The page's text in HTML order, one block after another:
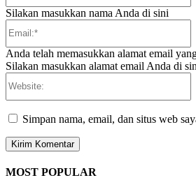
Silakan masukkan nama Anda di sini
Anda telah memasukkan alamat email
Silakan masukkan alamat email Anda di
Simpan nama, email, dan situs web
MOST POPULAR